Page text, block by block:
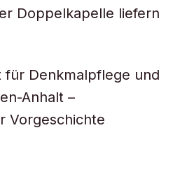
Doppelkapelle liefern
für Denkmalpflege und
Anhalt –
Vorgeschichte